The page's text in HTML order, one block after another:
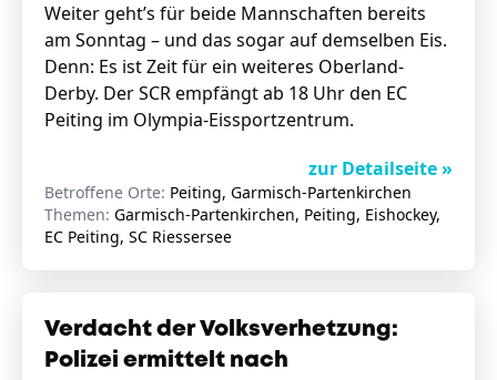
Weiter geht’s für beide Mannschaften bereits
am Sonntag – und das sogar auf demselben Eis.
Denn: Es ist Zeit für ein weiteres Oberland-
Derby. Der SCR empfängt ab 18 Uhr den EC
Peiting im Olympia-Eissportzentrum.
zur Detailseite »
Betroffene Orte: Peiting, Garmisch-Partenkirchen
Themen: Garmisch-Partenkirchen, Peiting, Eishockey,
EC Peiting, SC Riessersee
Verdacht der Volksverhetzung:
Polizei ermittelt nach